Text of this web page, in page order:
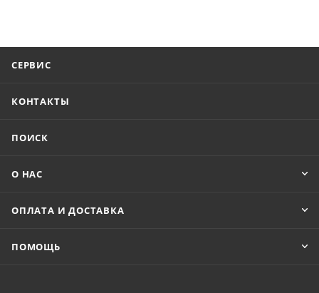
СЕРВИС
КОНТАКТЫ
ПОИСК
О НАС
ОПЛАТА И ДОСТАВКА
ПОМОЩЬ